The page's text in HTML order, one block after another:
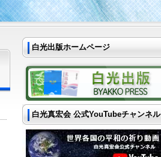
白光出版ホームページ
白光真宏会 公式YouTubeチャンネル